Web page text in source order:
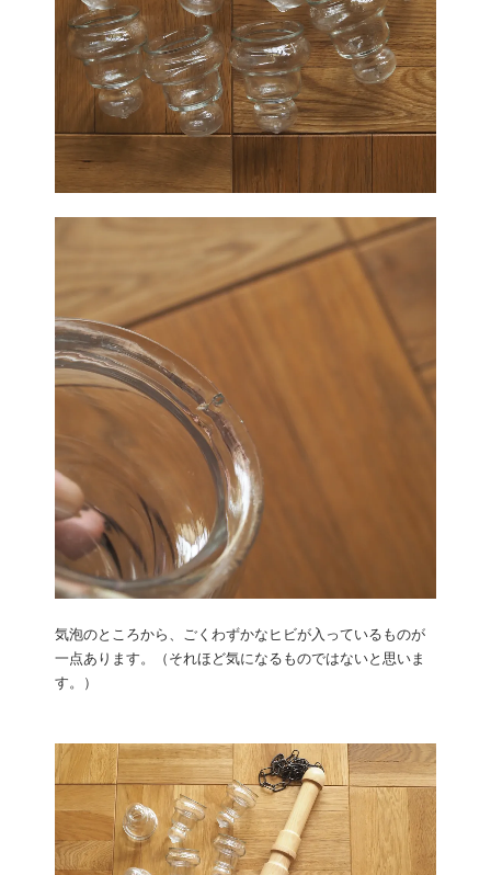
気泡のところから、ごくわずかなヒビが入っているものが
一点あります。（それほど気になるものではないと思いま
す。）